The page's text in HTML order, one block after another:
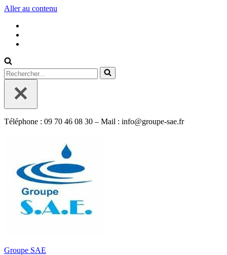
Aller au contenu
Rechercher...
Téléphone : 09 70 46 08 30 – Mail : info@groupe-sae.fr
Groupe SAE